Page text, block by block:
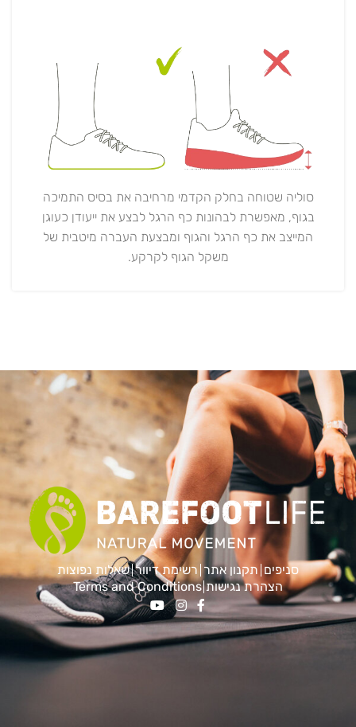
סוליה שטוחה בחלק הקדמי מרחיבה את בסיס התמיכה
בגוף, מאפשרת לבהונות כף הרגל לבצע את ייעודן כעוגן
המייצב את כף הרגל והגוף ומבצעת העברה מיטבית של
משקל הגוף לקרקע.
סניפים תקנון אתר רשימת דיוור שאלות נפוצות
הצהרת נגישות Terms and Conditions